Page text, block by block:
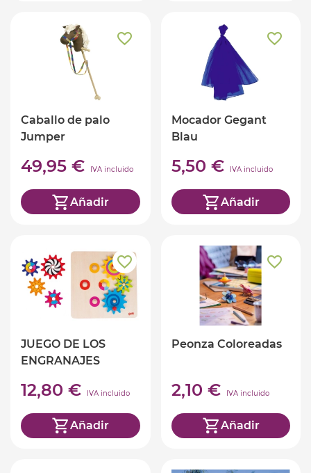
Caballo de palo
Jumper
49,95 € IVA incluido
Añadir
Mocador Gegant
Blau
5,50 € IVA incluido
Añadir
JUEGO DE LOS
ENGRANAJES
12,80 € IVA incluido
Añadir
Peonza Coloreadas
2,10 € IVA incluido
Añadir